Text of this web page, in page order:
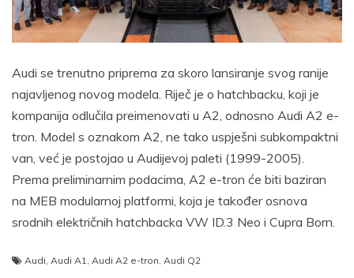
Audi se trenutno priprema za skoro lansiranje svog ranije
najavljenog novog modela. Riječ je o hatchbacku, koji je
kompanija odlučila preimenovati u A2, odnosno Audi A2 e-
tron. Model s oznakom A2, ne tako uspješni subkompaktni
van, već je postojao u Audijevoj paleti (1999-2005).
Prema preliminarnim podacima, A2 e-tron će biti baziran
na MEB modularnoj platformi, koja je također osnova
srodnih električnih hatchbacka VW ID.3 Neo i Cupra Born.
Audi, Audi A1, Audi A2 e-tron, Audi Q2